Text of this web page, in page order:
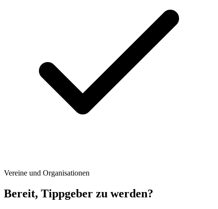
Vereine und Organisationen
Bereit, Tippgeber zu werden?